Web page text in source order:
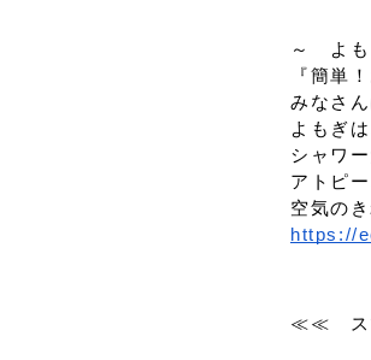
～ よも
『簡単
みなさ
よもぎ
シャワ
アトピ
空気の
https://
≪≪ ス